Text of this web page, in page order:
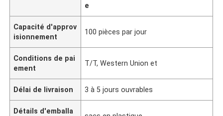
e
Capacité d'approv
isionnement
100 pièces par jour
Conditions de pai
ement
T/T, Western Union et
Délai de livraison 3 à 5 jours ouvrables
Détails d'emballa